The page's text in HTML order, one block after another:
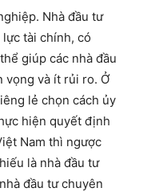
Nhà đầu tư
tài chính, có
giúp các nhà đầu
vọng và ít rủi ro. Ở
lẻ chọn cách ủy
hiện quyết định
Nam thì ngược
là nhà đầu tư
đầu tư chuyên